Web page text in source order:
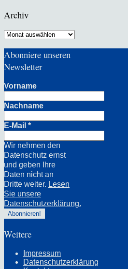
Archiv
Archiv
Abonniere unseren
Newsletter
Vorname
Nachname
E-Mail *
Wir nehmen den
Datenschutz ernst
und geben Ihre
Daten nicht an
Dritte weiter. Lesen
Sie unsere
Datenschutzerklärung.
Weitere
Impressum
Datenschutzerklärung